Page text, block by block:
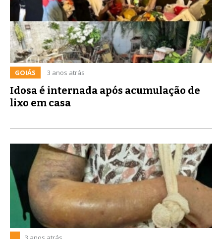
GOIÁS 3 anos atrás
Idosa é internada após acumulação de
lixo em casa